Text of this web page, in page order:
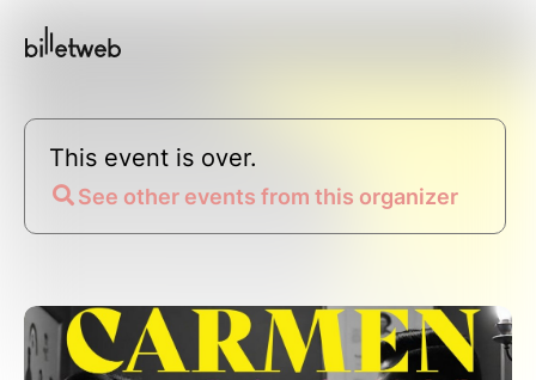
This event is over.
See other events from this organizer